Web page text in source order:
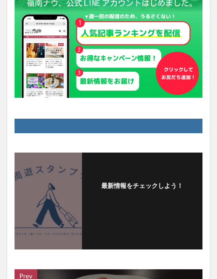
最新情報をチェックしよう！
Prev